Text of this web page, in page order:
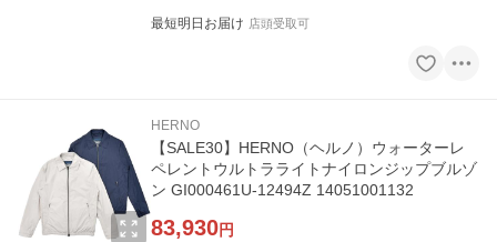
最短明日お届け 店頭受取可
HERNO
【SALE30】HERNO（ヘルノ）ウォーターレ
ペレントウルトラライトナイロンジップブルゾ
ン GI000461U-12494Z 14051001132
83,930円